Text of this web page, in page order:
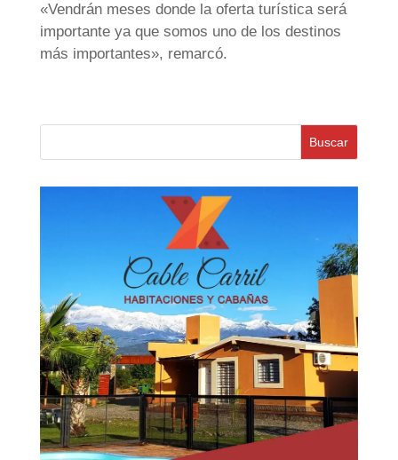
«Vendrán meses donde la oferta turística será
importante ya que somos uno de los destinos
más importantes», remarcó.
Buscar